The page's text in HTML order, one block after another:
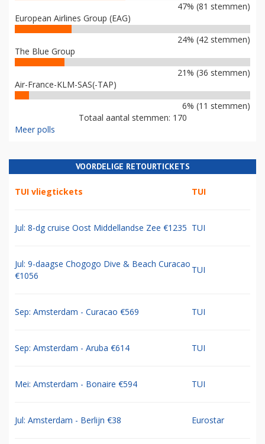
47% (81 stemmen)
European Airlines Group (EAG)
24% (42 stemmen)
The Blue Group
21% (36 stemmen)
Air-France-KLM-SAS(-TAP)
6% (11 stemmen)
Totaal aantal stemmen: 170
Meer polls
VOORDELIGE RETOURTICKETS
TUI vliegtickets TUI
Jul: 8-dg cruise Oost Middellandse Zee €1235 TUI
Jul: 9-daagse Chogogo Dive & Beach Curacao
€1056
TUI
Sep: Amsterdam - Curacao €569 TUI
Sep: Amsterdam - Aruba €614 TUI
Mei: Amsterdam - Bonaire €594 TUI
Jul: Amsterdam - Berlijn €38 Eurostar